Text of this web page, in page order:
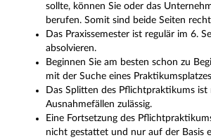
sollte, können Sie oder das
berufen. Somit sind beide Seiten
Das Praxissemester ist regulär im 6.
absolvieren.
Beginnen Sie am besten schon zu
mit der Suche eines
Das Splitten des Pflichtpraktikums
Ausnahmefällen zulässig.
Eine Fortsetzung des
nicht gestattet und nur auf der Basis